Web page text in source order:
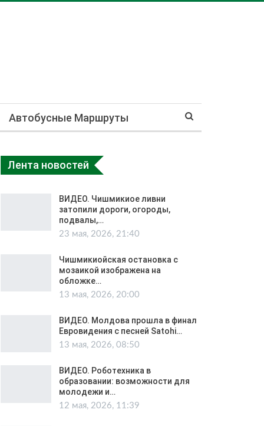
Автобусные Маршруты
Лента новостей
ВИДЕО. Чишмикиое ливни
затопили дороги, огороды,
подвалы,…
23 мая, 2026, 21:40
Чишмикиойская остановка с
мозаикой изображена на
обложке…
13 мая, 2026, 20:00
ВИДЕО. Молдова прошла в финал
Евровидения с песней Satohi…
13 мая, 2026, 08:50
ВИДЕО. Роботехника в
образовании: возможности для
молодежи и…
12 мая, 2026, 11:39